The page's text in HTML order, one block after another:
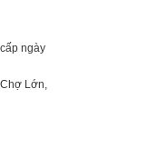
ngày
Lớn,